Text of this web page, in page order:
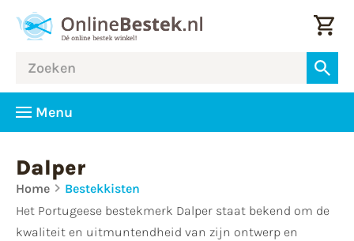
Menu
Dalper
Home
Bestekkisten
Het Portugeese bestekmerk Dalper staat bekend om de
kwaliteit en uitmuntendheid van zijn ontwerp en